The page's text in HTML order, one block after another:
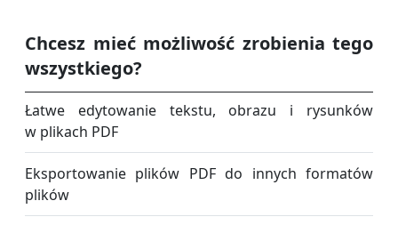
Chcesz mieć możliwość zrobienia tego
wszystkiego?
Łatwe edytowanie tekstu, obrazu i rysunków
w plikach PDF
Eksportowanie plików PDF do innych formatów
plików